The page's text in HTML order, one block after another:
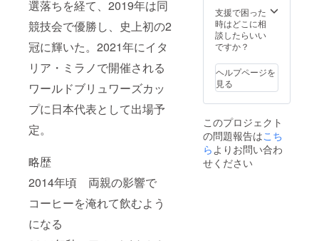
選落ちを経て、2019年は同
競技会で優勝し、史上初の2
冠に輝いた。2021年にイタ
リア・ミラノで開催される
ワールドブリュワーズカッ
プに日本代表として出場予
定。
略歴
2014年頃 両親の影響で
コーヒーを淹れて飲むよう
になる
質問に
答えた
りいた
しま
交通
費・宿
泊費は
別途実
ご請求
となり
ます。
ご了承
くださ
支援で困った
時はどこに相
談したらいい
ですか？
ヘルプページを
見る
このプロジェクト
の問題報告はこち
らよりお問い合わ
せください